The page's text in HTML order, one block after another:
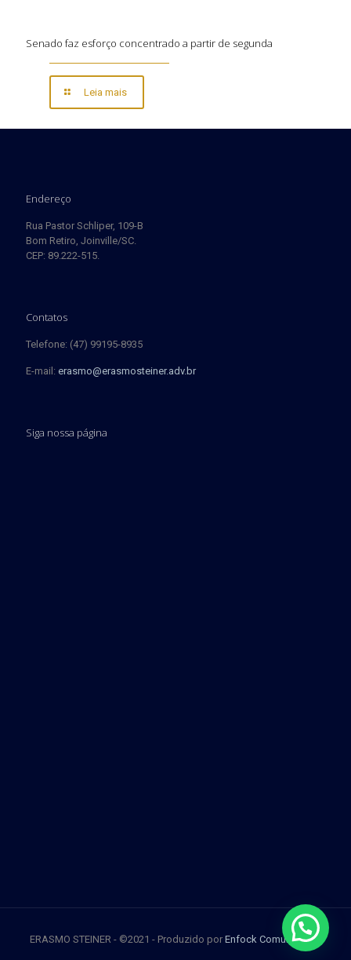
Senado faz esforço concentrado a partir de segunda
Leia mais
Endereço
Rua Pastor Schliper, 109-B
Bom Retiro, Joinville/SC.
CEP: 89.222-515.
Contatos
Telefone: (47) 99195-8935
E-mail: erasmo@erasmosteiner.adv.br
Siga nossa página
ERASMO STEINER - ©2021 - Produzido por Enfock Comunicação